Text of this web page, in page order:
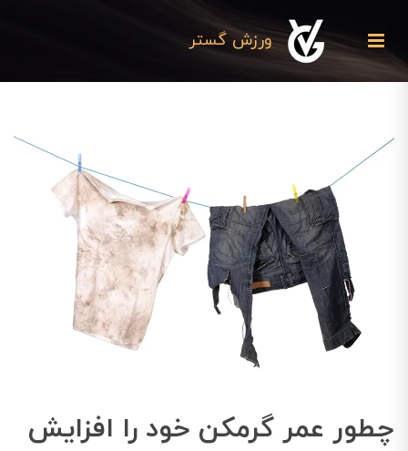
ورزش گستر
چطور عمر گرمکن خود را افزایش